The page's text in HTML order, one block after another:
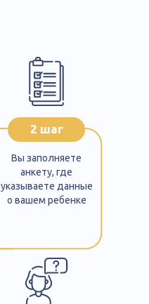
Вы заполняете
анкету, где
указываете данные
о вашем ребенке
2 шаг